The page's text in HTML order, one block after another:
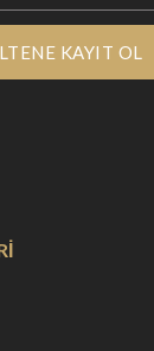
KAYIT OL